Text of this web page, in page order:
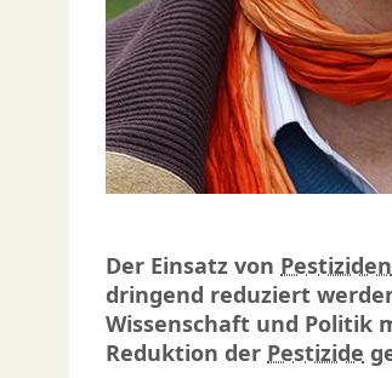
Der Einsatz von Pestiziden
dringend reduziert
Wissenschaft und Politik
Reduktion der Pestizide